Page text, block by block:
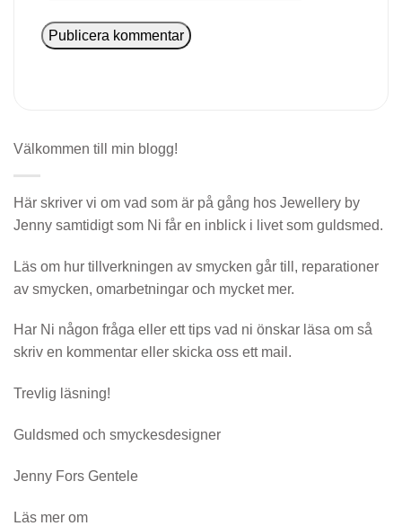
Välkommen till min blogg!
Här skriver vi om vad som är på gång hos Jewellery by
Jenny samtidigt som Ni får en inblick i livet som guldsmed.
Läs om hur tillverkningen av smycken går till, reparationer
av smycken, omarbetningar och mycket mer.
Har Ni någon fråga eller ett tips vad ni önskar läsa om så
skriv en kommentar eller skicka oss ett mail.
Trevlig läsning!
Guldsmed och smyckesdesigner
Jenny Fors Gentele
Läs mer om